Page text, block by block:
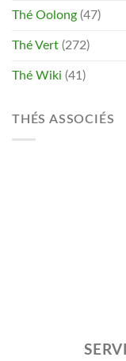
Thé Oolong (47)
Thé Vert (272)
Thé Wiki (41)
THÉS ASSOCIÉS